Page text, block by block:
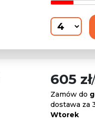
605 zł
Zamów do
dostawa za
Wtorek